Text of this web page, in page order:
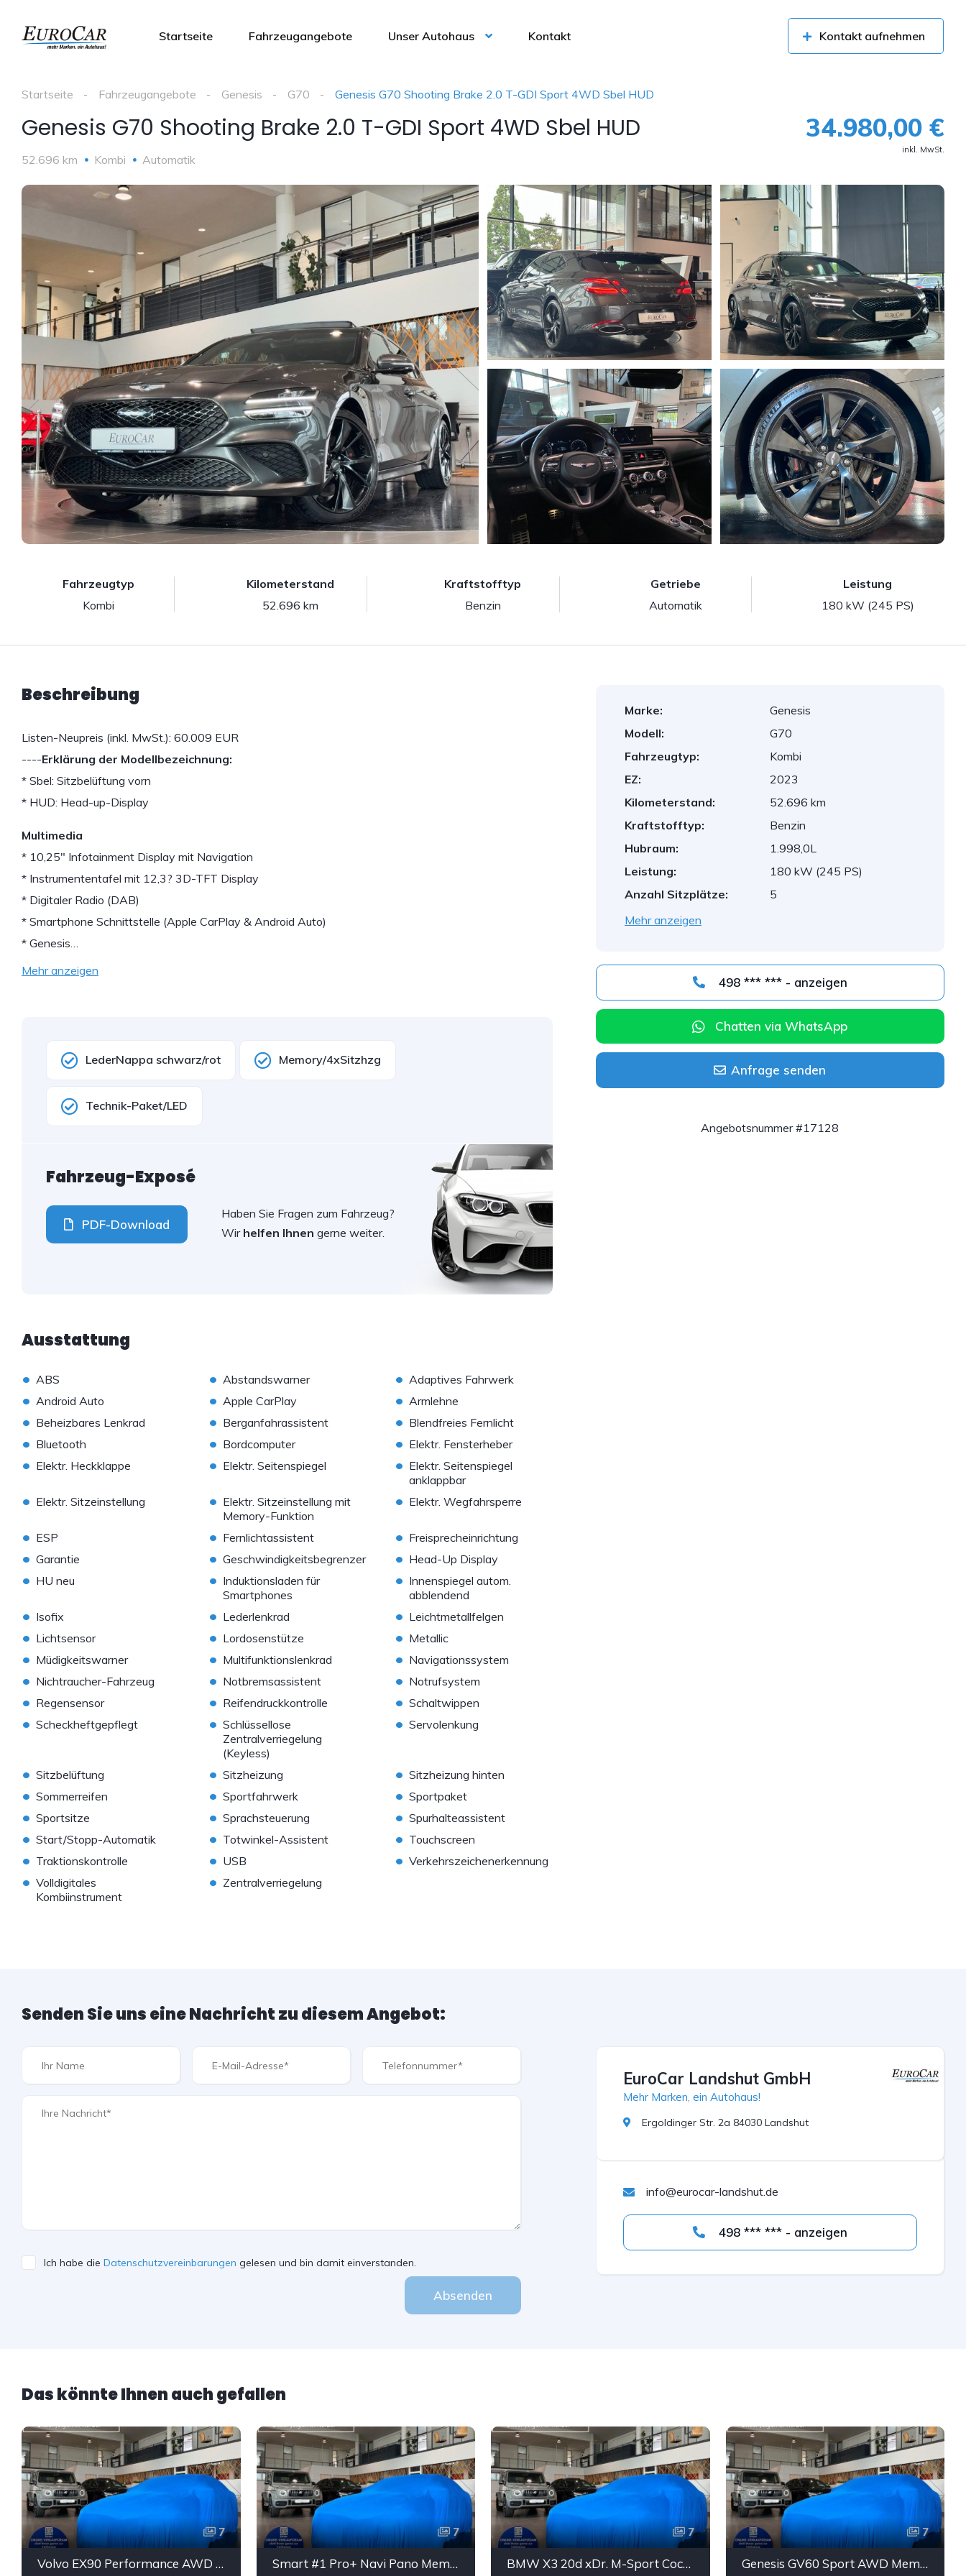
Startseite Fahrzeugangebote Unser Autohaus Kontakt Kontakt aufnehmen
Startseite Fahrzeugangebote Genesis G70 Genesis G70 Shooting Brake 2.0 T-GDI Sport 4WD Sbel HUD
Genesis G70 Shooting Brake 2.0 T-GDI Sport 4WD Sbel HUD
52.696 km Kombi Automatik
34.980,00 €
inkl. MwSt.
Fahrzeugtyp
Kombi
Kilometerstand
52.696 km
Kraftstofftyp
Benzin
Getriebe
Automatik
Leistung
180 kW (245 PS)
Beschreibung
Listen-Neupreis (inkl. MwSt.): 60.009 EUR
----Erklärung der Modellbezeichnung:
* Sbel: Sitzbelüftung vorn
* HUD: Head-up-Display
Multimedia
* 10,25" Infotainment Display mit Navigation
* Instrumententafel mit 12,3? 3D-TFT Display
* Digitaler Radio (DAB)
* Smartphone Schnittstelle (Apple CarPlay & Android Auto)
* Genesis…
Mehr anzeigen
LederNappa schwarz/rot Memory/4xSitzhzg
Technik-Paket/LED
Fahrzeug-Exposé
PDF-Download
Haben Sie Fragen zum Fahrzeug?
Wir helfen Ihnen gerne weiter.
Ausstattung
• ABS • Abstandswarner • Adaptives Fahrwerk
• Android Auto • Apple CarPlay • Armlehne
• Beheizbares Lenkrad • Berganfahrassistent • Blendfreies Fernlicht
• Bluetooth • Bordcomputer • Elektr. Fensterheber
• Elektr. Heckklappe • Elektr. Seitenspiegel • Elektr. Seitenspiegel
anklappbar
• Elektr. Sitzeinstellung • Elektr. Sitzeinstellung mit
Memory-Funktion
• Elektr. Wegfahrsperre
• ESP • Fernlichtassistent • Freisprecheinrichtung
• Garantie • Geschwindigkeitsbegrenzer • Head-Up Display
• HU neu • Induktionsladen für
Smartphones
• Innenspiegel autom.
abblendend
• Isofix • Lederlenkrad • Leichtmetallfelgen
• Lichtsensor • Lordosenstütze • Metallic
• Müdigkeitswarner • Multifunktionslenkrad • Navigationssystem
• Nichtraucher-Fahrzeug • Notbremsassistent • Notrufsystem
• Regensensor • Reifendruckkontrolle • Schaltwippen
• Scheckheftgepflegt • Schlüssellose
Zentralverriegelung
(Keyless)
• Servolenkung
• Sitzbelüftung • Sitzheizung • Sitzheizung hinten
• Sommerreifen • Sportfahrwerk • Sportpaket
• Sportsitze • Sprachsteuerung • Spurhalteassistent
• Start/Stopp-Automatik • Totwinkel-Assistent • Touchscreen
• Traktionskontrolle • USB • Verkehrszeichenerkennung
• Volldigitales
Kombiinstrument
• Zentralverriegelung
Marke:
Genesis
Modell:
G70
Fahrzeugtyp:
Kombi
EZ:
2023
Kilometerstand:
52.696 km
Kraftstofftyp:
Benzin
Hubraum:
1.998,0L
Leistung:
180 kW (245 PS)
Anzahl Sitzplätze:
5
Mehr anzeigen
498 *** *** - anzeigen
Chatten via WhatsApp
Anfrage senden
Angebotsnummer #17128
Senden Sie uns eine Nachricht zu diesem Angebot:
Ich habe die Datenschutzvereinbarungen gelesen und bin damit einverstanden.
Absenden
EuroCar Landshut GmbH
Mehr Marken, ein Autohaus!
Ergoldinger Str. 2a 84030 Landshut
info@eurocar-landshut.de
498 *** *** - anzeigen
Das könnte Ihnen auch gefallen
7
Volvo EX90 Performance AWD Ultra Luft B&W ACC AHK 7S
7
Smart #1 Pro+ Navi Pano Memory AmbienteB. LED ACC 360°
7
BMW X3 20d xDr. M-Sport CockpitProf Carbon Sthz LED
7
Genesis GV60 Sport AWD Memory Leder Sbel Panorama ACC